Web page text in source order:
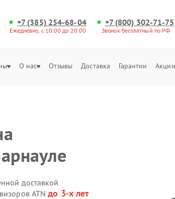
+7 (385) 254-68-04
Ежедневно, с 10:00 до 20:00
+7 (800) 302-71-75
Звонок бесплатный по РФ
О нас Отзывы Доставка Гарантии
доставкой
ATNдо 3-х лет